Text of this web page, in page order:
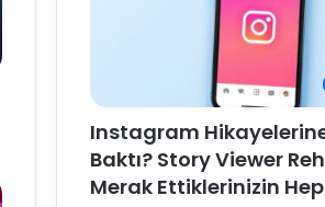
Instagram
Baktı? Story Viewer
Merak Ettiklerinizin